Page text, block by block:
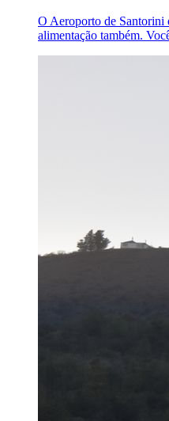
O Aeroporto de Santorini
alimentação também.